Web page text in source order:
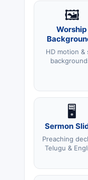
🖼️
Worship
HD motion &
🖥️
Sermon
Preaching
Telugu &